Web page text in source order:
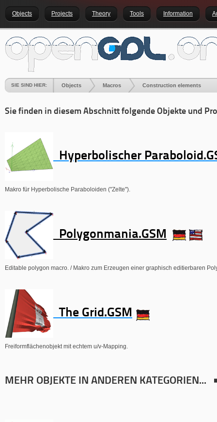
Objects Projects Theory Tools Information
SIE SIND HIER: Objects Macros Construction elements
Sie finden in diesem Abschnitt folgende Objekte und
Hyperbolischer
Makro für Hyperbolische Paraboloiden ("Zelte").
Polygonmania.GSM
Editable polygon macro. / Makro zum Erzeugen einer graphisch editierbaren
The Grid.GSM
Freiformflächenobjekt mit echtem u/v-Mapping.
MEHR OBJEKTE IN ANDEREN KATEGORIEN...